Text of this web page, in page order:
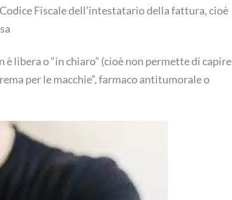
Fiscale dell’intestatario della fattura, cioè
libera o “in chiaro” (cioè non permette di capire
per le macchie”, farmaco antitumorale o